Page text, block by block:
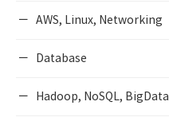
AWS, Linux, Networking
Database
Hadoop, NoSQL, BigData